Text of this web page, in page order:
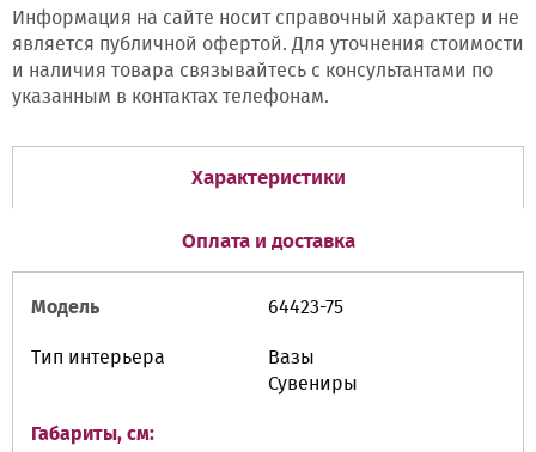
Информация на сайте носит справочный характер и не
является публичной офертой. Для уточнения стоимости
и наличия товара связывайтесь с консультантами по
указанным в контактах телефонам.
Характеристики
Оплата и доставка
Модель 64423-75
Тип интерьера
Вазы
Сувениры
Габариты, см: